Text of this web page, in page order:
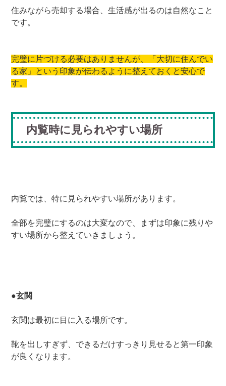
住みながら売却する場合、生活感が出るのは自然なこと
です。
完璧に片づける必要はありませんが、「大切に住んでい
る家」という印象が伝わるように整えておくと安心で
す。
内覧時に見られやすい場所
内覧では、特に見られやすい場所があります。
全部を完璧にするのは大変なので、まずは印象に残りや
すい場所から整えていきましょう。
●玄関
玄関は最初に目に入る場所です。
靴を出しすぎず、できるだけすっきり見せると第一印象
が良くなります。